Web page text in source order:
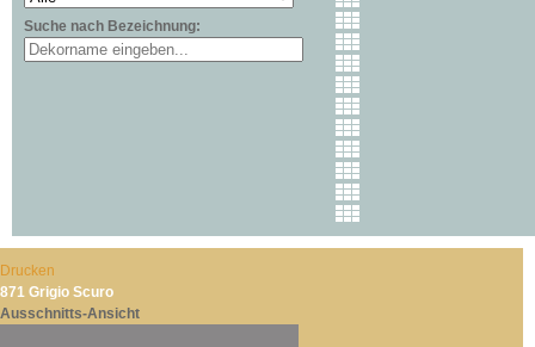
Suche nach Bezeichnung:
Drucken
871 Grigio Scuro
Ausschnitts-Ansicht